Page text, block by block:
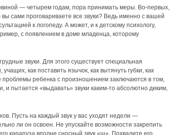
— четырем годам, пора принимать меры. Во-первых,
сами проговариваете все звуки? Ведь именно с вашей
к логопеду. А может, и к детскому психологу,
с появлением в доме младенца, которому
звуки. Для этого существует специальная
как поставить язычок, как вытянуть губки, как
ребенка с произношением заключаются в том,
и пытается «выдавать» звуки каким-то абсолютно диким,
Пусть на каждый звук у вас уходят недели —
ли он освоен. Не упускайте возможности закрепить
карапуза вполне сносный звук «щ». Похвалите его,